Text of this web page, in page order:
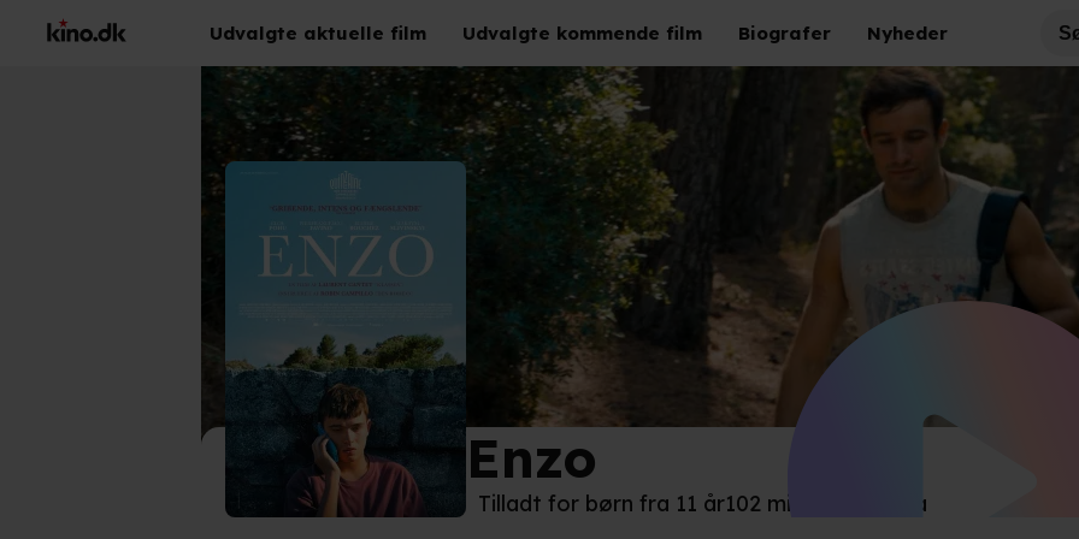
Udvalgte aktuelle film Udvalgte kommende film Biografer Nyheder
©Angel Films
Enzo
Tilladt for børn fra 11 år102 minutter Drama